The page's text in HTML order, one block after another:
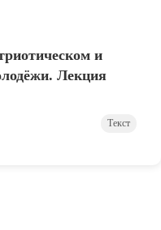
и
Лекция
Текст